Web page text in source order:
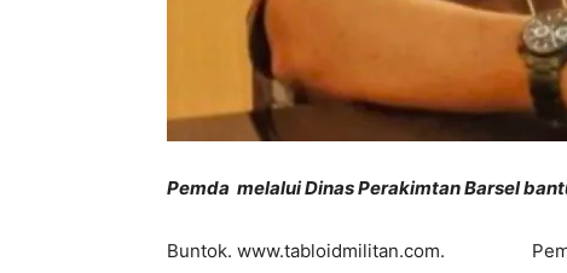
Pemda melalui Dinas Perakimtan Barsel
Buntok. www.tabloidmilitan.com.